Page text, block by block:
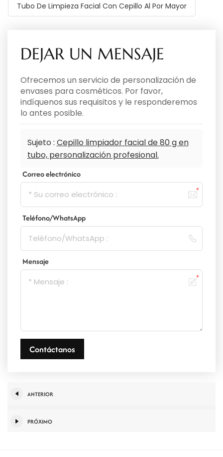
Tubo De Limpieza Facial Con Cepillo Al Por Mayor
DEJAR UN MENSAJE
Ofrecemos un servicio de personalización de
envases para cosméticos. Por favor,
indíquenos sus requisitos y le responderemos
lo antes posible.
Sujeto : Cepillo limpiador facial de 80 g en
tubo, personalización profesional.
Correo electrónico
Teléfono/WhatsApp
Mensaje
Contáctanos
ANTERIOR
PRÓXIMO